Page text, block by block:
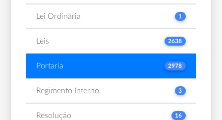
Lei Ordinária 1
Leis 2638
Portaria 2978
Regimento Interno 3
Resolução 16